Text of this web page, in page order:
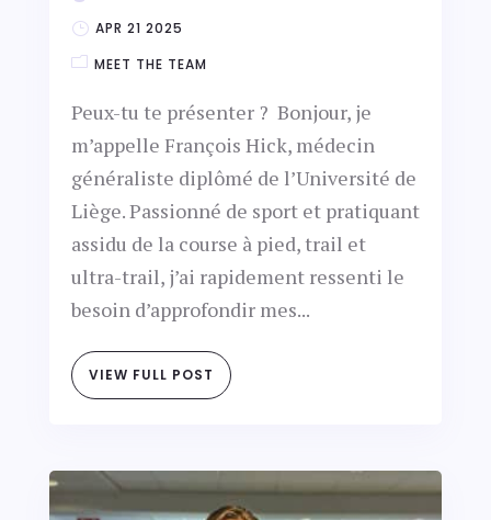
APR 21 2025
MEET THE TEAM
Peux-tu te présenter ? Bonjour, je
m’appelle François Hick, médecin
généraliste diplômé de l’Université de
Liège. Passionné de sport et pratiquant
assidu de la course à pied, trail et
ultra-trail, j’ai rapidement ressenti le
besoin d’approfondir mes...
VIEW FULL POST